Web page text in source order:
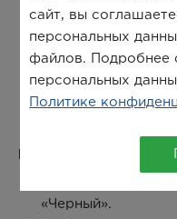
Как рассчитать вес
«Черный».
сайт, вы
персональных
файлов. Подробнее
персональных
Политике